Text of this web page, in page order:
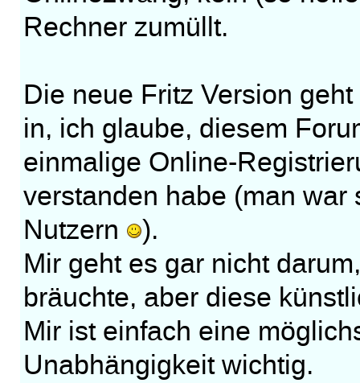
Rechner zumüllt.
Die neue Fritz Version
in, ich glaube, diesem
einmalige Online-
verstanden habe (man
Nutzern
).
Mir geht es gar nicht
bräuchte, aber diese
Mir ist einfach eine
Unabhängigkeit wichtig.